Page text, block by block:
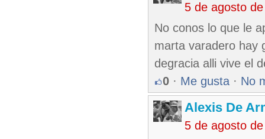
5 de agosto
No conos lo que le
marta varadero hay
degracia alli vive el
0 · Me gusta · No
Alexis De
5 de agosto